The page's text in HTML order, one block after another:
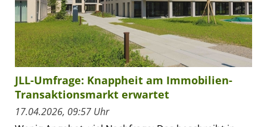
JLL-Umfrage: Knappheit am Immobilien-
Transaktionsmarkt erwartet
17.04.2026, 09:57 Uhr